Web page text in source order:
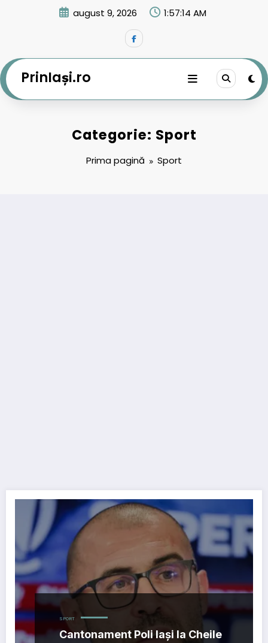
august 9, 2026 1:57:14 AM
PrinIași.ro
Categorie: Sport
Prima pagină Sport
SPORT
Cantonament Poli Iași la Cheile